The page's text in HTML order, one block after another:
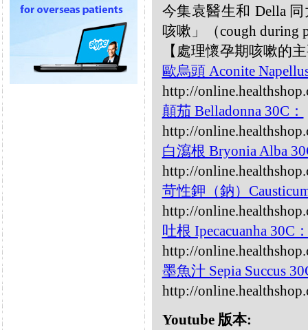
今集袁醫生和 Della
咳嗽」（cough during
【處理懷孕期咳嗽的
歐烏頭 Aconite
http://
顛茄 Belladonna 30C：
http://
白瀉根 Bryonia Alba
http://
苛性鉀（鈉）
http://
吐根 Ipecacuanha 30C
http://
墨魚汁 Sepia Succus
http://
Youtube 版本: